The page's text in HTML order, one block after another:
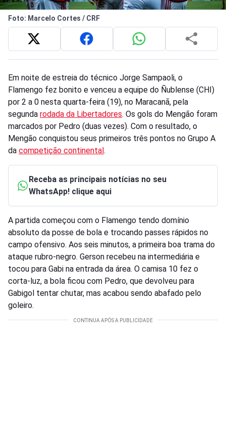
Foto: Marcelo Cortes / CRF
Em noite de estreia do técnico Jorge Sampaoli, o
Flamengo fez bonito e venceu a equipe do Ñublense (CHI)
por 2 a 0 nesta quarta-feira (19), no Maracanã, pela
segunda rodada da Libertadores. Os gols do Mengão foram
marcados por Pedro (duas vezes). Com o resultado, o
Mengão conquistou seus primeiros três pontos no Grupo A
da competição continental.
Receba as principais notícias no seu
WhatsApp! clique aqui
A partida começou com o Flamengo tendo domínio
absoluto da posse de bola e trocando passes rápidos no
campo ofensivo. Aos seis minutos, a primeira boa trama do
ataque rubro-negro. Gerson recebeu na intermediária e
tocou para Gabi na entrada da área. O camisa 10 fez o
corta-luz, a bola ficou com Pedro, que devolveu para
Gabigol tentar chutar, mas acabou sendo abafado pelo
goleiro.